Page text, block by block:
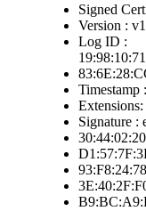
Signed
Version :
Log ID :
Timestamp
Signature :